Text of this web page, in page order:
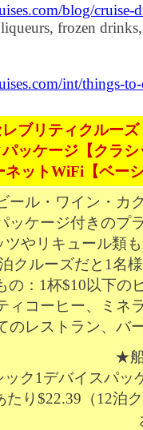
blog/cruise-
frozen
int/things-
レブリティクルー
パッケージ【クラ
ネットWiFi【ベー
ール・ワイン・カ
ッケージ付きのプ
ツやリキュール類
クルーズだと1名
の：1杯$10以下の
ィコーヒー、ミネ
のレストラン、バ
★
ック1デバイスパッ
り$22.39（12泊